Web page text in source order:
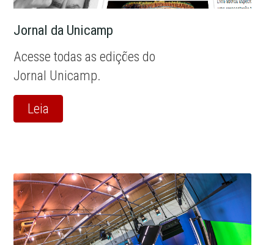
Jornal da Unicamp
Acesse todas as edições do
Jornal Unicamp.
Leia